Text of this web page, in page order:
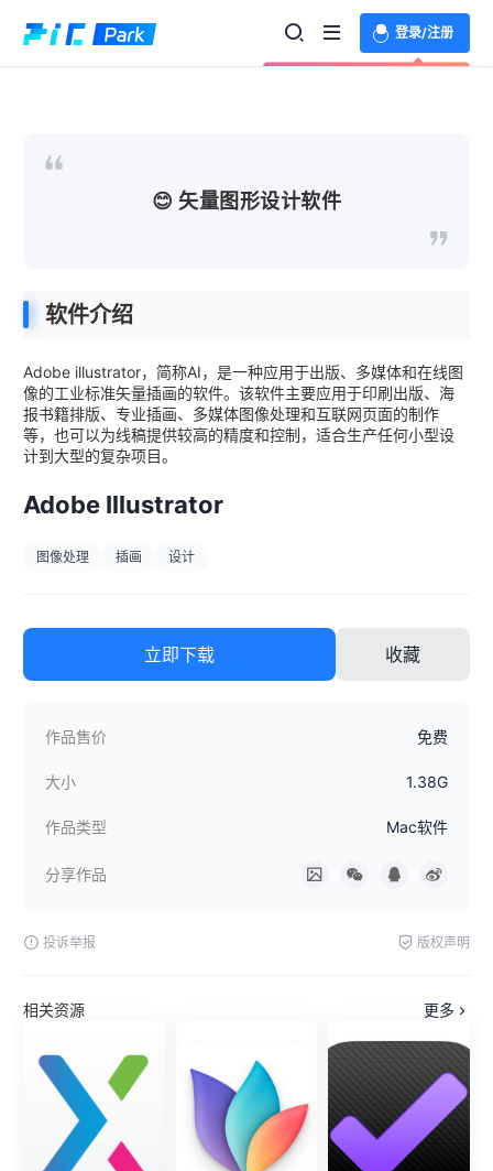
登录/注册
😊 矢量图形设计软件
软件介绍
Adobe illustrator，简称AI，是一种应用于出版、多媒体和在线图
像的工业标准矢量插画的软件。该软件主要应用于印刷出版、海
报书籍排版、专业插画、多媒体图像处理和互联网页面的制作
等，也可以为线稿提供较高的精度和控制，适合生产任何小型设
计到大型的复杂项目。
Adobe Illustrator
图像处理 插画 设计
立即下载 收藏
作品售价 免费
大小 1.38G
作品类型 Mac软件
分享作品
投诉举报 版权声明
相关资源 更多